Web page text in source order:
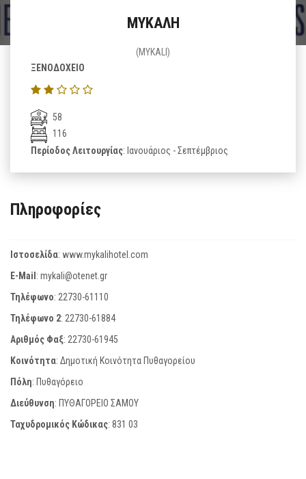
ΜΥΚΑΛΗ
(MYKALI)
ΞΕΝΟΔΟΧΕΙΟ
58
116
Περίοδος Λειτουργίας: Ιανουάριος - Σεπτέμβριος
Πληροφορίες
Ιστοσελίδα: www.mykalihotel.com
E-Mail: mykali@otenet.gr
Τηλέφωνο: 22730-61110
Τηλέφωνο 2: 22730-61884
Αριθμός Φαξ: 22730-61945
Κοινότητα: Δημοτική Κοινότητα Πυθαγορείου
Πόλη: Πυθαγόρειο
Διεύθυνση: ΠΥΘΑΓΟΡΕΙΟ ΣΑΜΟΥ
Ταχυδρομικός Κώδικας: 831 03